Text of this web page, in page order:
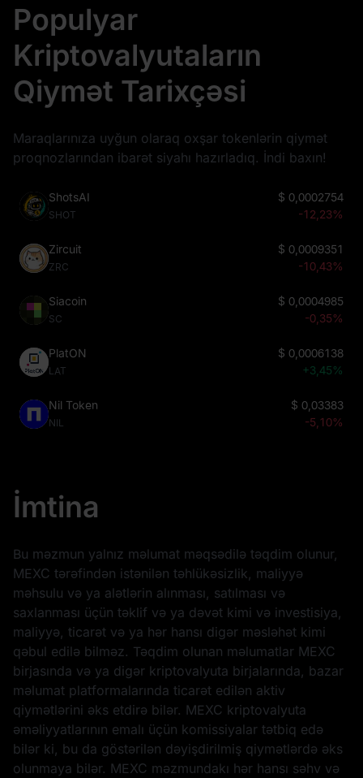
Populyar
Kriptovalyutaların
Qiymət Tarixçəsi
Maraqlarınıza uyğun olaraq oxşar tokenlərin qiymət
proqnozlarından ibarət siyahı hazırladıq. İndi baxın!
ShotsAI
SHOT
$ 0,0002754
-12,23%
Zircuit
ZRC
$ 0,0009351
-10,43%
Siacoin
SC
$ 0,0004985
-0,35%
PlatON
LAT
$ 0,0006138
+3,45%
Nil Token
NIL
$ 0,03383
-5,10%
İmtina
Bu məzmun yalnız məlumat məqsədilə təqdim olunur,
MEXC tərəfindən istənilən təhlükəsizlik, maliyyə
məhsulu və ya alətlərin alınması, satılması və
saxlanması üçün təklif və ya dəvət kimi və investisiya,
maliyyə, ticarət və ya hər hansı digər məsləhət kimi
qəbul edilə bilməz. Təqdim olunan məlumatlar MEXC
birjasında və ya digər kriptovalyuta birjalarında, bazar
məlumat platformalarında ticarət edilən aktiv
qiymətlərini əks etdirə bilər. MEXC kriptovalyuta
əməliyyatlarının emalı üçün komissiyalar tətbiq edə
bilər ki, bu da göstərilən dəyişdirilmiş qiymətlərdə əks
olunmaya bilər. MEXC məzmundakı hər hansı səhv və